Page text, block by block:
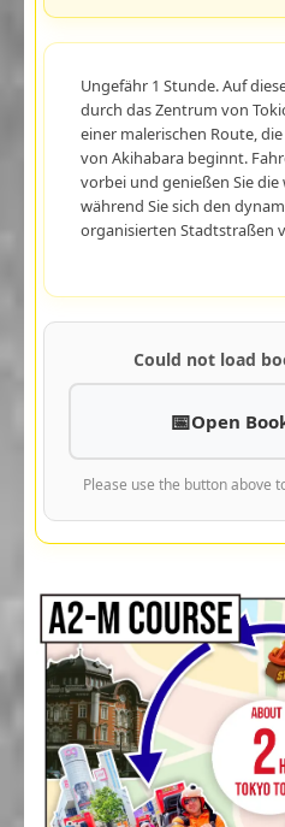
Ungefähr 1 Stunde. Auf
durch das Zentrum von
einer malerischen Route,
von Akihabara beginnt.
vorbei und genießen Sie
während Sie sich den
organisierten Stadtstraßen
Could not load
Open
Please use the button above